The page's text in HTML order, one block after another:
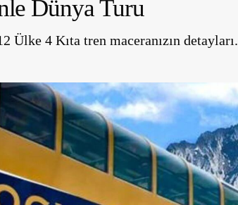
Dünya Turu
Ülke 4 Kıta tren maceranızın detayları.